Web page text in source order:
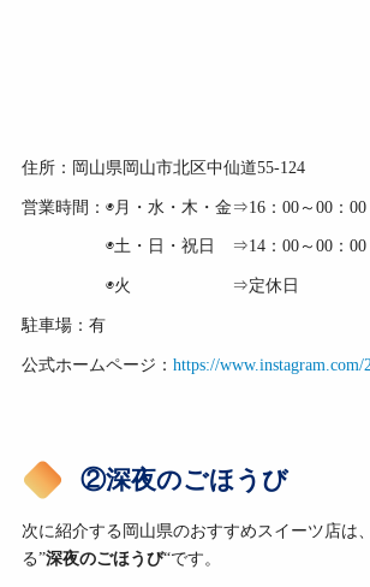
住所：岡山県岡山市北区中仙道55-124
営業時間：◉月・水・木・金⇒16：00～00：00
◉土・日・祝日 ⇒14：00～00：00
◉火 ⇒定休日
駐車場：有
公式ホームページ： https://www.instagram.com/
②深夜のごほうび
次に紹介する岡山県のおすすめスイーツ店は
る”深夜のごほうび“です。